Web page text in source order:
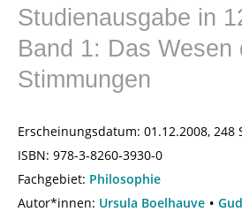
Studienausgabe in
Band 1: Das Wesen
Stimmungen
Erscheinungsdatum: 01.12.2008, 248
ISBN: 978-3-8260-3930-0
Fachgebiet: Philosophie
Autor*innen: Ursula Boelhauve